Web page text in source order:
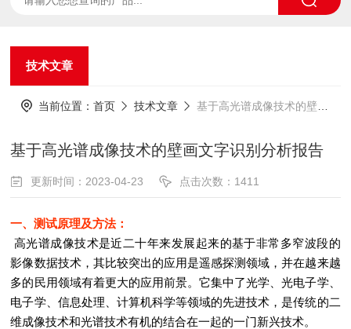
技术文章
当前位置：首页 技术文章 基于高光谱成像技术的壁画文字识别分析报告
基于高光谱成像技术的壁画文字识别分析报告
更新时间：2023-04-23 点击次数：1411
一、测试原理及方法：
高光谱成像技术是近二十年来发展起来的基于非常多窄波段的
影像数据技术，其比较突出的应用是遥感探测领域，并在越来越
多的民用领域有着更大的应用前景。它集中了光学、光电子学、
电子学、信息处理、计算机科学等领域的先进技术，是传统的二
维成像技术和光谱技术有机的结合在一起的一门新兴技术。